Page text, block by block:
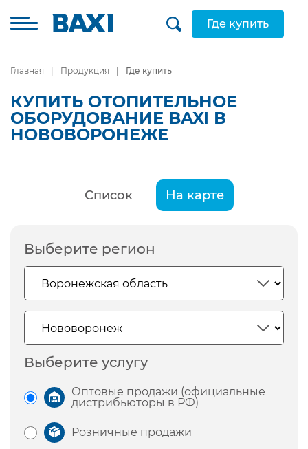
Где купить
Главная Продукция Где купить
КУПИТЬ ОТОПИТЕЛЬНОЕ
ОБОРУДОВАНИЕ BAXI В
НОВОВОРОНЕЖЕ
Список На карте
Выберите регион
Выберите услугу
Оптовые продажи (официальные
дистрибьюторы в РФ)
Розничные продажи